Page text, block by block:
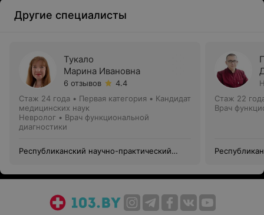
Другие специалисты
Тукало
Марина Ивановна
6 отзывов
4.4
Стаж 24 года • Первая категория • Кандидат
медицинских наук
Невролог • Врач функциональной
диагностики
Республиканский научно-практический
Стаж 22
Врач